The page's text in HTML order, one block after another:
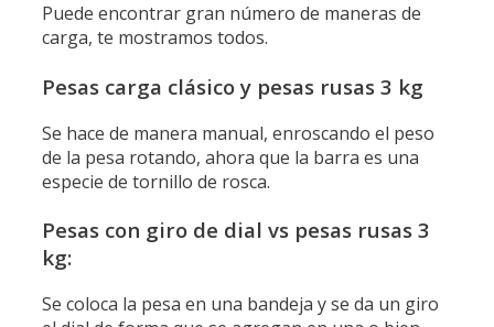
Puede encontrar gran número de maneras de
carga, te mostramos todos.
Pesas carga clásico y pesas rusas 3 kg
Se hace de manera manual, enroscando el peso
de la pesa rotando, ahora que la barra es una
especie de tornillo de rosca.
Pesas con giro de dial vs pesas rusas 3
kg:
Se coloca la pesa en una bandeja y se da un giro